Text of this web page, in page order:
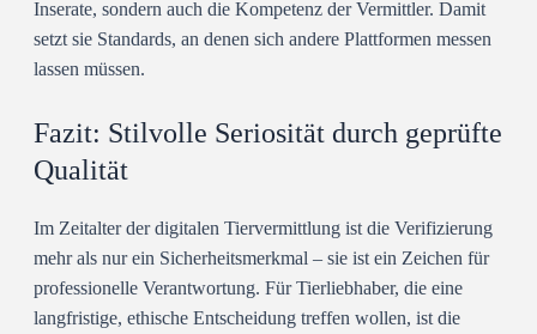
Inserate, sondern auch die Kompetenz der Vermittler. Damit
setzt sie Standards, an denen sich andere Plattformen messen
lassen müssen.
Fazit: Stilvolle Seriosität durch geprüfte
Qualität
Im Zeitalter der digitalen Tiervermittlung ist die Verifizierung
mehr als nur ein Sicherheitsmerkmal – sie ist ein Zeichen für
professionelle Verantwortung. Für Tierliebhaber, die eine
langfristige, ethische Entscheidung treffen wollen, ist die